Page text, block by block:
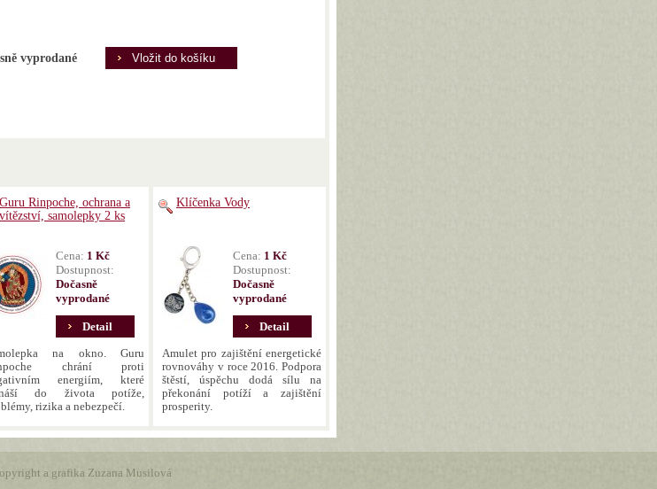
vyprodané
Guru Rinpoche, ochrana a
vítězství, samolepky 2 ks
Cena: 1 Kč
Dostupnost:
Dočasně
vyprodané
Detail
na okno. Guru
chrání proti
energiím, které
do života potíže,
rizika a nebezpečí.
Klíčenka Vody
Cena: 1 Kč
Dostupnost:
Dočasně
vyprodané
Detail
Amulet pro zajištění energetické
rovnováhy v roce 2016. Podpora
štěstí, úspěchu dodá sílu na
překonání potíží a zajištění
prosperity.
a grafika Zuzana Musilová